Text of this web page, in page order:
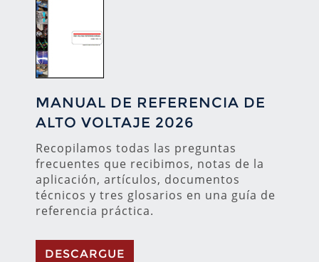
MANUAL DE REFERENCIA DE
ALTO VOLTAJE 2026
Recopilamos todas las preguntas
frecuentes que recibimos, notas de la
aplicación, artículos, documentos
técnicos y tres glosarios en una guía de
referencia práctica.
DESCARGUE